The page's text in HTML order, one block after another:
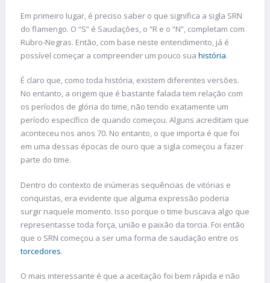
Em primeiro lugar, é preciso saber o que significa a sigla SRN
do flamengo. O “S” é Saudações, o “R e o “N”, completam com
Rubro-Negras. Então, com base neste entendimento, já é
possível começar a compreender um pouco sua história.
É claro que, como toda história, existem diferentes versões.
No entanto, a origem que é bastante falada tem relação com
os períodos de glória do time, não tendo exatamente um
período específico de quando começou. Alguns acreditam que
aconteceu nos anos 70. No entanto, o que importa é que foi
em uma dessas épocas de ouro que a sigla começou a fazer
parte do time.
Dentro do contexto de inúmeras sequências de vitórias e
conquistas, era evidente que alguma expressão poderia
surgir naquele momento. Isso porque o time buscava algo que
representasse toda força, união e paixão da torcia. Foi então
que o SRN começou a ser uma forma de saudação entre os
torcedores.
O mais interessante é que a aceitação foi bem rápida e não